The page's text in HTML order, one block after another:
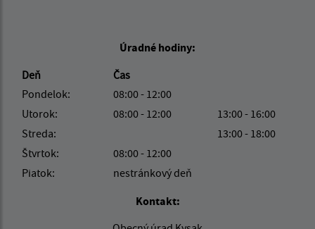
Úradné hodiny:
Deň
Čas
Pondelok:
08:00 - 12:00
Utorok:
08:00 - 12:00
13:00 - 16:00
Streda:
13:00 - 18:00
Štvrtok:
08:00 - 12:00
Piatok:
nestránkový deň
Kontakt: